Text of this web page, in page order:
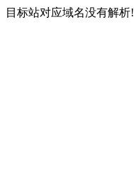
目标站对应域名没有解析!